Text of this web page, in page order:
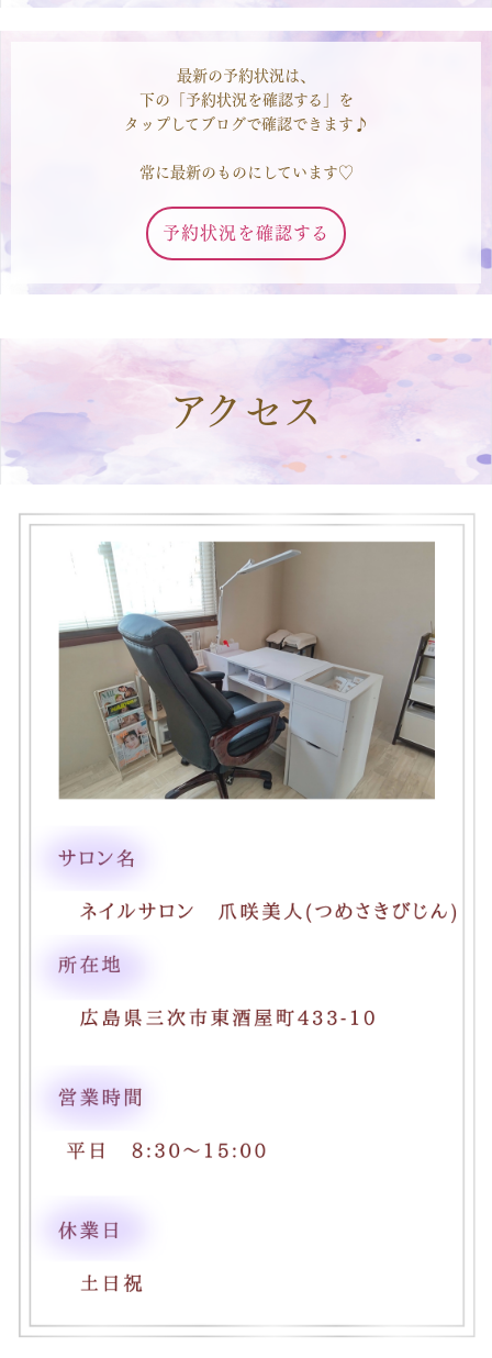
最新の予約状況は、
下の「予約状況を確認する」を
タップしてブログで確認できます♪
常に最新のものにしています♡
予約状況を確認する
アクセス